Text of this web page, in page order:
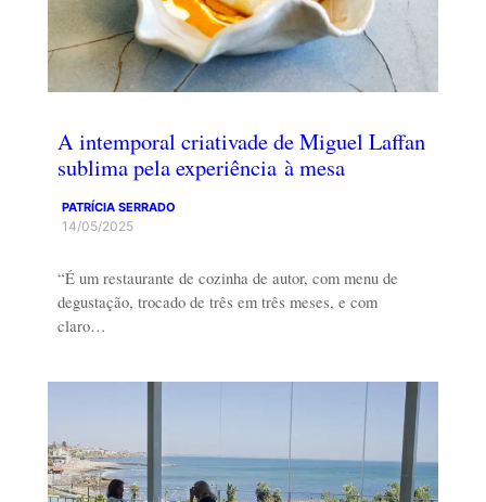
A intemporal criativade de Miguel Laffan
sublima pela experiência à mesa
PATRÍCIA SERRADO
14/05/2025
“É um restaurante de cozinha de autor, com menu de
degustação, trocado de três em três meses, e com
claro…